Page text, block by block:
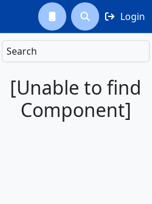
  Login
Search
[Unable to find
Component]